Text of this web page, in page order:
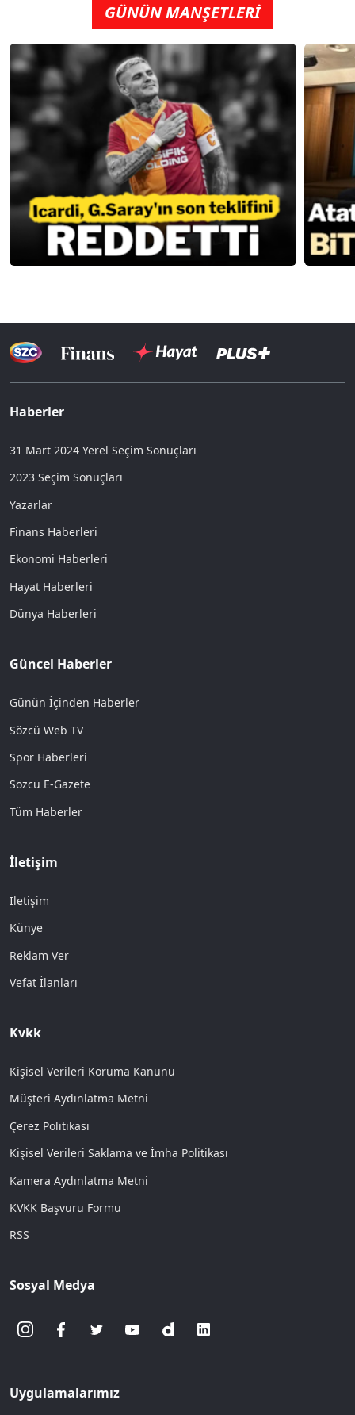
GÜNÜN MANŞETLERİ
Haberler
31 Mart 2024 Yerel Seçim Sonuçları
2023 Seçim Sonuçları
Yazarlar
Finans Haberleri
Ekonomi Haberleri
Hayat Haberleri
Dünya Haberleri
Güncel Haberler
Günün İçinden Haberler
Sözcü Web TV
Spor Haberleri
Sözcü E-Gazete
Tüm Haberler
İletişim
İletişim
Künye
Reklam Ver
Vefat İlanları
Kvkk
Kişisel Verileri Koruma Kanunu
Müşteri Aydınlatma Metni
Çerez Politikası
Kişisel Verileri Saklama ve İmha Politikası
Kamera Aydınlatma Metni
KVKK Başvuru Formu
RSS
Sosyal Medya
Uygulamalarımız